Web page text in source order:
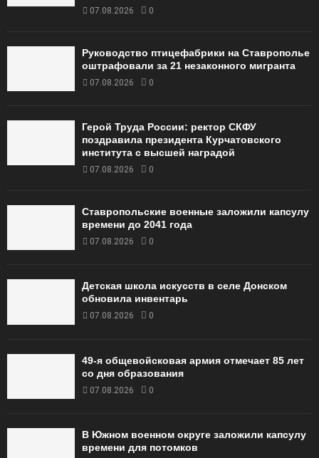
07.08.2026 0
Руководство птицефабрики на Ставрополье
оштрафовали за 21 незаконного мигранта
07.08.2026 0
Герой Труда России: ректор СКФУ
поздравила президента Курчатовского
института с высшей наградой
07.08.2026 0
Ставропольские военные заложили капсулу
времени до 2041 года
07.08.2026 0
Детская школа искусств в селе Донском
обновила инвентарь
07.08.2026 0
49‑я общевойсковая армия отмечает 85 лет
со дня образования
07.08.2026 0
В Южном военном округе заложили капсулу
времени для потомков